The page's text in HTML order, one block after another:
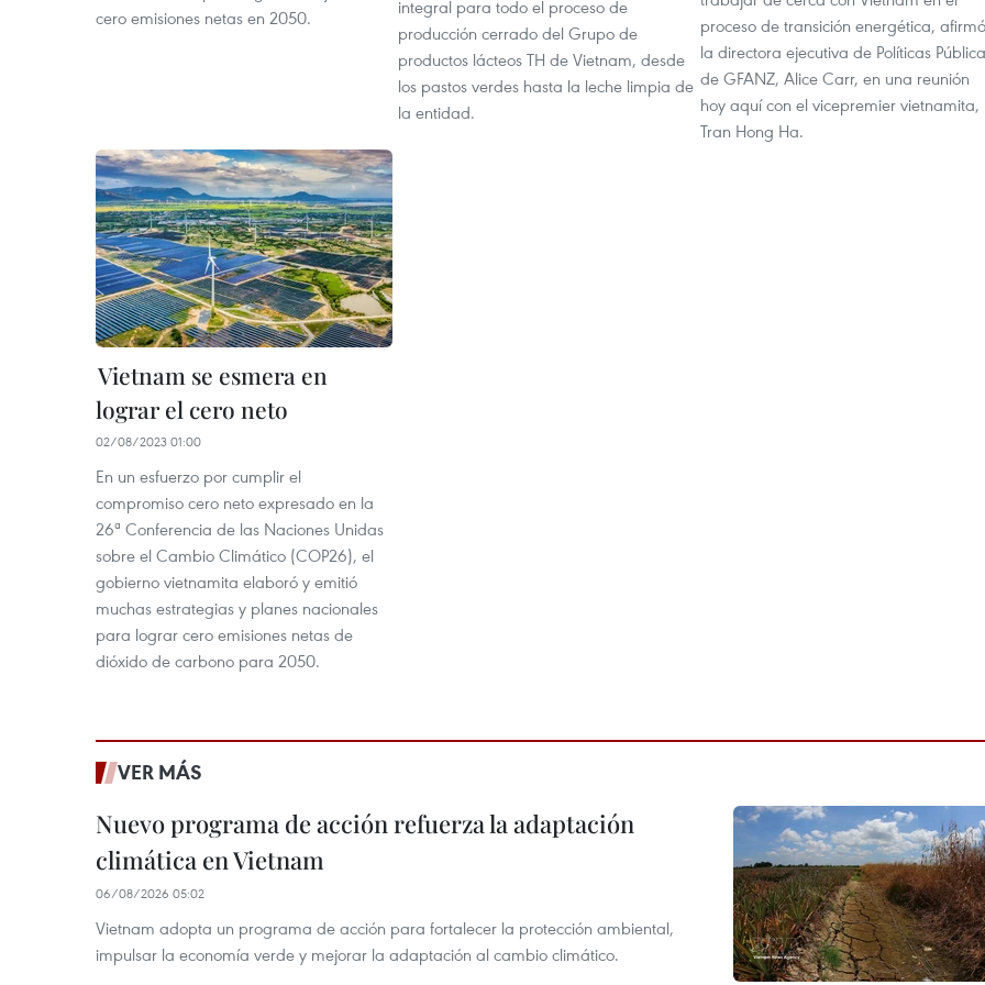
cero emisiones netas en 2050.
integral para todo el proceso de
producción cerrado del Grupo de
productos lácteos TH de Vietnam, desde
los pastos verdes hasta la leche limpia de
la entidad.
proceso de transición energética, afirmó
la directora ejecutiva de Políticas
de GFANZ, Alice Carr, en una reunión
hoy aquí con el vicepremier vietnamita,
Tran Hong Ha.
Vietnam se esmera en
lograr el cero neto
02/08/2023 01:00
En un esfuerzo por cumplir el
compromiso cero neto expresado en la
26ª Conferencia de las Naciones Unidas
sobre el Cambio Climático (COP26), el
gobierno vietnamita elaboró y emitió
muchas estrategias y planes nacionales
para lograr cero emisiones netas de
dióxido de carbono para 2050.
VER MÁS
Nuevo programa de acción refuerza la adaptación
climática en Vietnam
06/08/2026 05:02
Vietnam adopta un programa de acción para fortalecer la protección ambiental,
impulsar la economía verde y mejorar la adaptación al cambio climático.